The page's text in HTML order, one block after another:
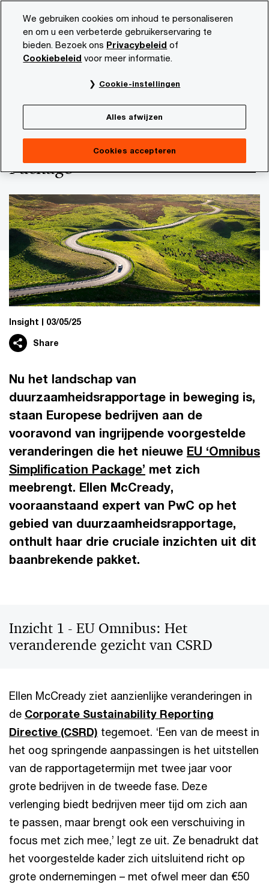
content
footer
PwC NL Actueel en publicaties Thema's
'Het Omnibus-pakket biedt een kans voor
Navigeren door het nieuwe EU
‘Omnibus Simplification
Package’
Insight 03/05/25
Share
Nu het landschap van
duurzaamheidsrapportage in beweging is,
staan Europese bedrijven aan de
vooravond van ingrijpende voorgestelde
veranderingen die het nieuwe EU ‘Omnibus
Simplification Package’ met zich
meebrengt. Ellen McCready,
vooraanstaand expert van PwC op het
gebied van duurzaamheidsrapportage,
onthult haar drie cruciale inzichten uit dit
baanbrekende pakket.
Inzicht 1 - EU Omnibus: Het
veranderende gezicht van CSRD
Ellen McCready ziet aanzienlijke veranderingen in
de Corporate Sustainability Reporting
Directive (CSRD) tegemoet. ‘Een van de meest in
het oog springende aanpassingen is het uitstellen
van de rapportagetermijn met twee jaar voor
grote bedrijven in de tweede fase. Deze
verlenging biedt bedrijven meer tijd om zich aan
te passen, maar brengt ook een verschuiving in
focus met zich mee,’ legt ze uit. Ze benadrukt dat
het voorgestelde kader zich uitsluitend richt op
grote ondernemingen – met ofwel meer dan €50
We gebruiken cookies om inhoud te personaliseren
en om u een verbeterde gebruikerservaring te
bieden. Bezoek ons Privacybeleid of
Cookiebeleid voor meer informatie.
Cookie-instellingen
Alles afwijzen
Cookies accepteren